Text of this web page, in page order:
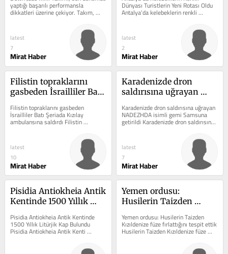
yaptığı başarılı performansla
dikkatleri üzerine çekiyor. Takım,
İsveç’te düzenlenen...
latest
7
Mirat Haber
Oldu
Dünyası Turistlerin Yeni Rotası Oldu
Antalya’da kelebeklerin renkli
dünyası konusunda önemli
latest
2
Mirat Haber
Filistin topraklarını
gasbeden İsrailliler Batı
ambulansına saldırdı
Filistin topraklarını gasbeden
İsrailliler Batı Şeriada Kızılay
ambulansına saldırdı Filistin
latest
10
Mirat Haber
Karadenizde dron
saldırısına uğrayan
Samsuna getirildi
Karadenizde dron saldırısına uğrayan
NADEZHDA isimli gemi Samsuna
getirildi Karadenizde dron saldırısına
uğrayan NADEZHDA konusunda
latest
7
Mirat Haber
Pisidia Antiokheia Antik
Kentinde 1500 Yıllık
Pisidia Antiokheia Antik Kentinde
1500 Yıllık Litürjik Kap Bulundu
Pisidia Antiokheia Antik Kenti
Yemen ordusu:
Husilerin Taizden
fırlattığını tespit ettik
Yemen ordusu: Husilerin Taizden
Kızıldenize füze fırlattığını tespit ettik
Husilerin Taizden Kızıldenize füze